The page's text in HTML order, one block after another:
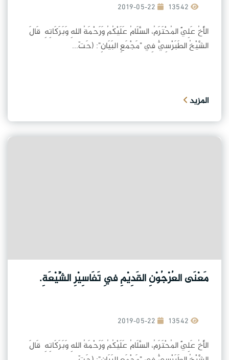
2019-05-22
الأَخُ عَلِيٌّ المُحْتَرَمُ، السَّلَامُ عَلَيْكُمُ وَرَحْمَةُ اللهِ وَبَرَكَاتِهِ قَالَ
الشَّيْخُ الطَبَرْسِيُّ فِي "مَجْمَعِ البَيَانِ": (حَتّ...
المزيد
مَعْنَى العُرْجُوْنِ القَدِيْمِ فِي تَفَاسِيْرِ الشِّيْعَةِ.
2019-05-22
الأَخُ عَلِيٌّ المُحْتَرَمُ، السَّلَامُ عَلَيْكُمُ وَرَحْمَةُ اللهِ وَبَرَكَاتِهِ قَالَ